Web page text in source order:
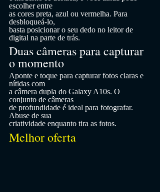
escolher entre
as cores preta, azul ou vermelha. Para
desbloqueá-lo,
basta posicionar o seu dedo no leitor de
digital na parte de trás.
Duas câmeras para capturar
o momento
Aponte e toque para capturar fotos claras e
nítidas com
a câmera dupla do Galaxy A10s. O
conjunto de câmeras
de profundidade é ideal para fotografar.
Abuse de sua
criatividade enquanto tira as fotos.
Melhor oferta